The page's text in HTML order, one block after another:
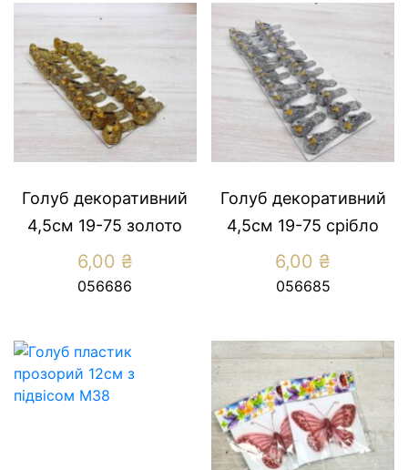
Голуб декоративний
4,5см 19-75 золото
6,00 ₴
056686
Голуб декоративний
4,5см 19-75 срібло
6,00 ₴
056685